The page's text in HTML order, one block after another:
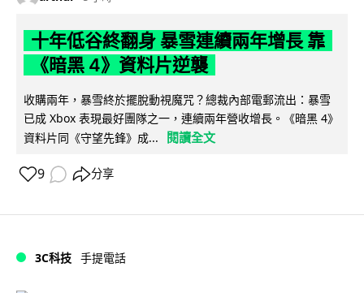
十年低谷終翻身 暴雪連續兩年增長 靠
《暗黑 4》資料片逆襲
收購兩年，暴雪終於擺脫動視魔咒？總裁內部電郵流出：暴雪
已成 Xbox 表現最好團隊之一，連續兩年營收增長。《暗黑 4》
資料片同《守望先鋒》成...
閱讀全文
9 分享
3C科技 手提電話